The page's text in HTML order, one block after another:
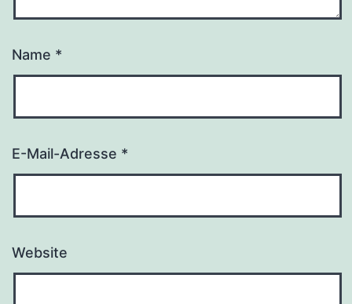
Name *
E-Mail-Adresse *
Website